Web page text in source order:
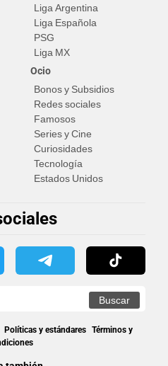
Liga Argentina
Liga Española
PSG
Liga MX
Ocio
Bonos y Subsidios
Redes sociales
Famosos
Series y Cine
Curiosidades
Tecnología
Estados Unidos
Políticas y estándares Términos y